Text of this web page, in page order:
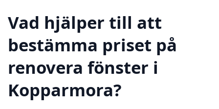
Vad hjälper till att
bestämma priset på
renovera fönster i
Kopparmora?